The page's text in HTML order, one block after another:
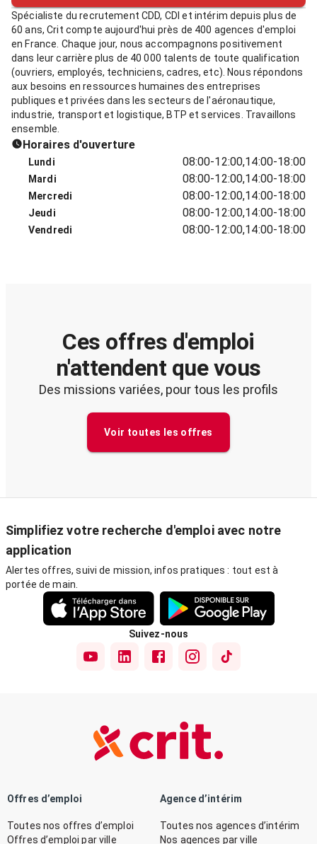
Spécialiste du recrutement CDD, CDI et intérim depuis plus de
60 ans, Crit compte aujourd'hui près de 400 agences d'emploi
en France. Chaque jour, nous accompagnons positivement
dans leur carrière plus de 40 000 talents de toute qualification
(ouvriers, employés, techniciens, cadres, etc). Nous répondons
aux besoins en ressources humaines des entreprises
publiques et privées dans les secteurs de l'aéronautique,
industrie, transport et logistique, BTP et services. Travaillons
ensemble.
Horaires d'ouverture
Lundi 08:00-12:00,14:00-18:00
Mardi 08:00-12:00,14:00-18:00
Mercredi 08:00-12:00,14:00-18:00
Jeudi 08:00-12:00,14:00-18:00
Vendredi 08:00-12:00,14:00-18:00
Ces offres d'emploi
n'attendent que vous
Des missions variées, pour tous les profils
Voir toutes les offres
Simplifiez votre recherche d'emploi avec notre
application
Alertes offres, suivi de mission, infos pratiques : tout est à
portée de main.
Suivez-nous
Offres d’emploi
Toutes nos offres d’emploi
Offres d’emploi par ville
Agence d’intérim
Toutes nos agences d’intérim
Nos agences par ville